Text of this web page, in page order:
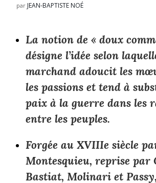
par JEAN-BAPTISTE NOÉ
La notion de « doux
désigne l’idée selon
marchand adoucit les
les passions et tend à
paix à la guerre dans les
entre les peuples.
Forgée au XVIIIe siècle
Montesquieu, reprise par
Bastiat, Molinari et